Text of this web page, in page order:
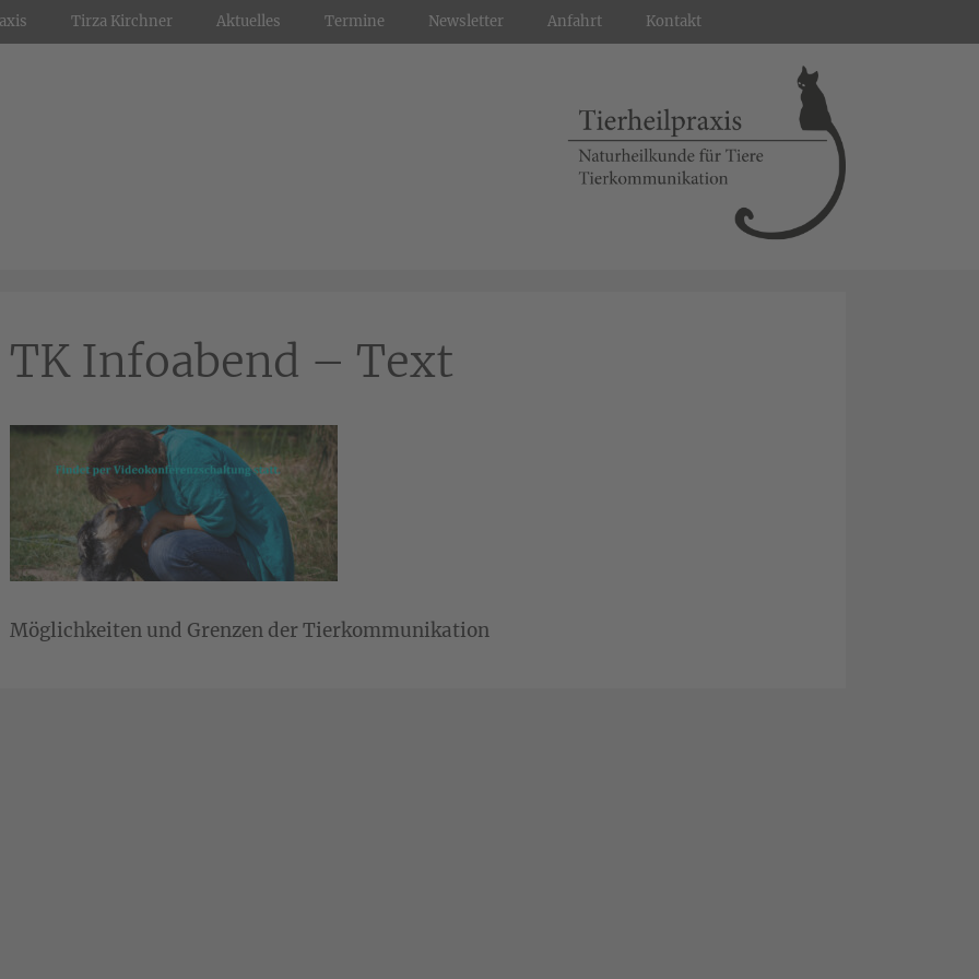
Tirza Kirchner Aktuelles Termine Newsletter Anfahrt Kontakt
TK Infoabend – Text
Möglichkeiten und Grenzen der Tierkommunikation